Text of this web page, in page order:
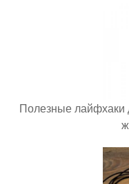
Полезные лайфхаки